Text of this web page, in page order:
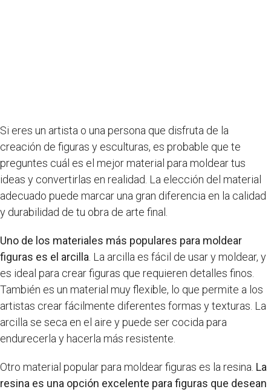
Si eres un artista o una persona que disfruta de la
creación de figuras y esculturas, es probable que te
preguntes cuál es el mejor material para moldear tus
ideas y convertirlas en realidad. La elección del material
adecuado puede marcar una gran diferencia en la calidad
y durabilidad de tu obra de arte final.
Uno de los materiales más populares para moldear
figuras es el arcilla . La arcilla es fácil de usar y moldear, y
es ideal para crear figuras que requieren detalles finos.
También es un material muy flexible, lo que permite a los
artistas crear fácilmente diferentes formas y texturas. La
arcilla se seca en el aire y puede ser cocida para
endurecerla y hacerla más resistente.
Otro material popular para moldear figuras es la resina. La
resina es una opción excelente para figuras que desean